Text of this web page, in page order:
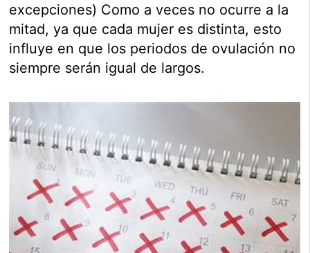
excepciones) Como a veces no ocurre a la
mitad, ya que cada mujer es distinta, esto
influye en que los periodos de ovulación no
siempre serán igual de largos.